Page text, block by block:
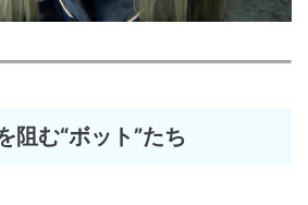
阻む“ボット”たち